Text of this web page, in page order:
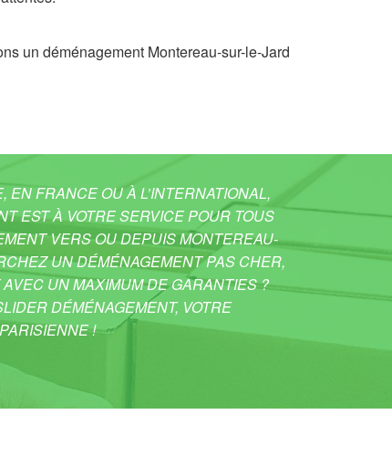
un déménagement Montereau-sur-le-Jard
FRANCE OU À L’INTERNATIONAL,
EST À VOTRE SERVICE POUR TOUS
VERS OU DEPUIS MONTEREAU-
UN DÉMÉNAGEMENT PAS CHER,
UN MAXIMUM DE GARANTIES ?
DÉMÉNAGEMENT, VOTRE
!